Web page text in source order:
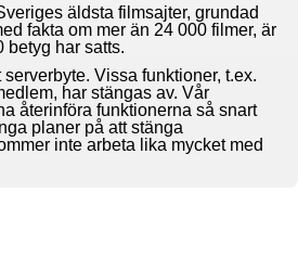
äldsta filmsajter, grundad
fakta om mer än 24 000 filmer, är
betyg har satts.
Vissa funktioner, t.ex.
har stängas av. Vår
återinföra funktionerna så snart
planer på att stänga
inte arbeta lika mycket med